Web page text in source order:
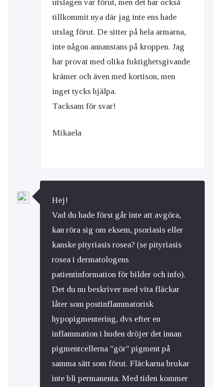
utslagen var förut, men det har också
tillkommit nya där jag inte ens hade
utslag förut. De sitter på hela armarna,
inte någon annanstans på kroppen. Jag
har provat med olika fuktighetsgivande
krämer och även med kortison, men
inget tycks hjälpa.
Tacksam för svar!
Mikaela
Hej!
Vad du hade först går inte att avgöra,
kan röra sig om eksem, psoriasis eller
kanske pityriasis rosea? (se pityriasis
rosea i dermatologens
patientinformation för bilder och info).
Det du nu beskriver med vita fläckar
låter som postinflammatorisk
hypopigmentering, dvs efter en
inflammation i huden dröjer det innan
pigmentcellerna "gör" pigment på
samma sätt som förut. Fläckarna brukar
inte bli permanenta. Med tiden kommer